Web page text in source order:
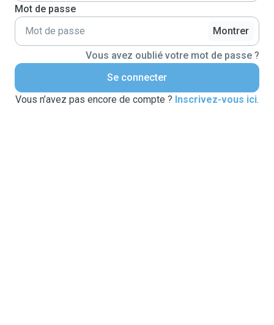
Mot de passe
Montrer
Vous avez oublié votre mot de passe ?
Se connecter
Vous n’avez pas encore de compte ? Inscrivez-vous ici.